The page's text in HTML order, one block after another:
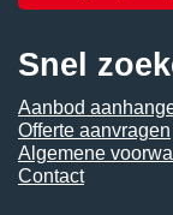
Snel
Aanbod
Offerte aanvragen
Algemene
Contact